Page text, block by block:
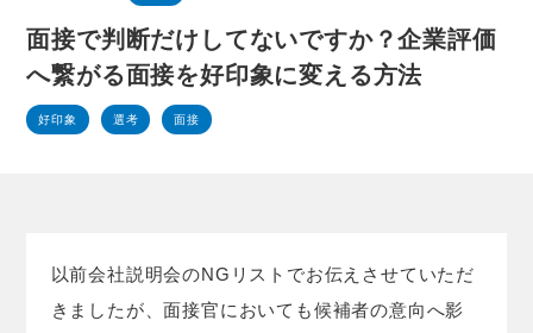
面接で判断だけしてないですか？企業評価
へ繋がる面接を好印象に変える方法
好印象 選考 面接
以前会社説明会のNGリストでお伝えさせていただ
きましたが、面接官においても候補者の意向へ影